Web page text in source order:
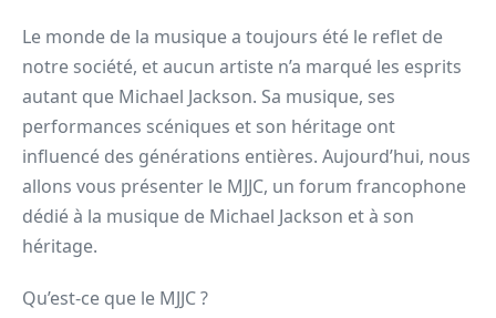
Le monde de la musique a toujours été le reflet de
notre société, et aucun artiste n’a marqué les esprits
autant que Michael Jackson. Sa musique, ses
performances scéniques et son héritage ont
influencé des générations entières. Aujourd’hui, nous
allons vous présenter le MJJC, un forum francophone
dédié à la musique de Michael Jackson et à son
héritage.
Qu’est-ce que le MJJC ?